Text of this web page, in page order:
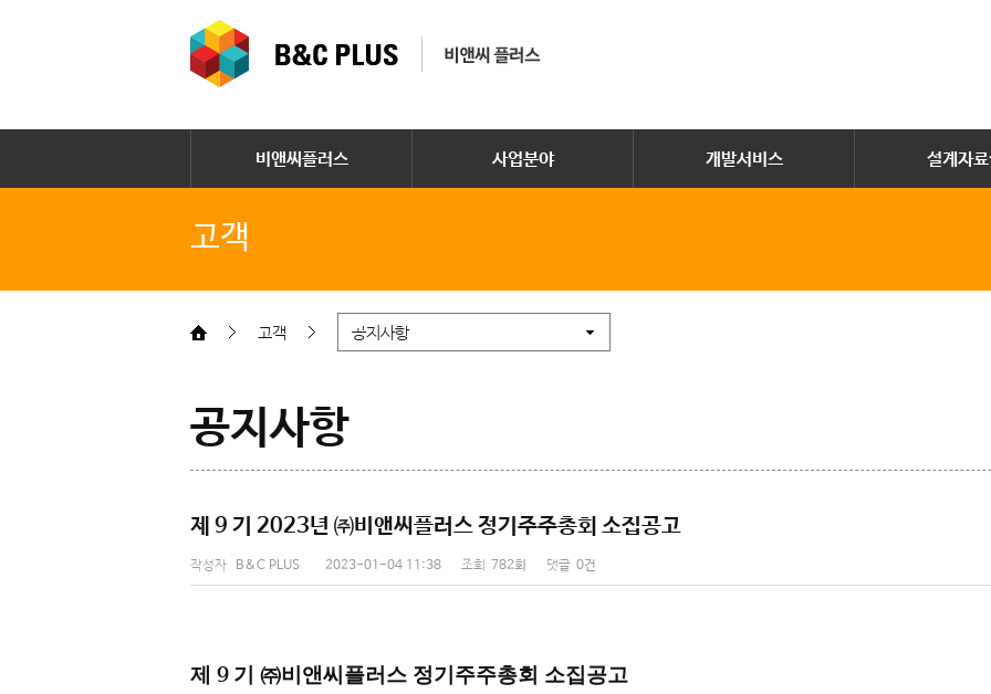
비앤씨플러스 사업분야 개발서비스 설계자
고객
고객 공지사항
공지사항
제 9 기 2023년 ㈜비앤씨플러스 정기주주총회 소집공고
작성자 B&C PLUS 2023-01-04 11:38 조회 782회 댓글 0건
제 9 기 ㈜비앤씨플러스 정기주주총회 소집공고